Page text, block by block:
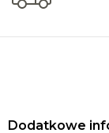
Dodatkowe